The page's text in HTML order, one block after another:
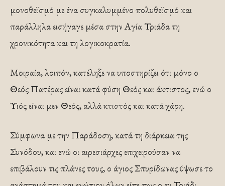
μονοθεϊσμό με ένα συγκαλυμμένο πολυθεϊσμό και
παράλληλα εισήγαγε μέσα στην Αγία Τριάδα τη
χρονικότητα και τη λογικοκρατία.
Μοιραία, λοιπόν, κατέληξε να υποστηρίζει ότι μόνο ο
Θεός Πατέρας είναι κατά φύση Θεός και άκτιστος, ενώ ο
Υιός είναι μεν Θεός, αλλά κτιστός και κατά χάρη.
Σύμφωνα με την Παράδοση, κατά τη διάρκεια της
Συνόδου, και ενώ οι αιρεσιάρχες επιχειρούσαν να
επιβάλουν τις πλάνες τους, ο άγιος Σπυρίδωνας ύψωσε το